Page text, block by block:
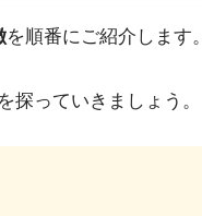
を順番にご紹介します。
探っていきましょう。